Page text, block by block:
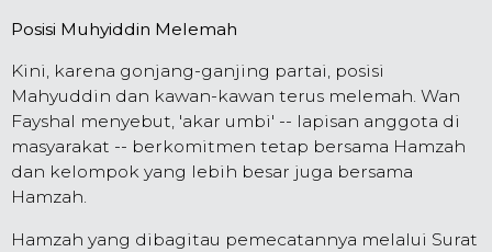
Posisi Muhyiddin Melemah
Kini, karena gonjang-ganjing partai, posisi
Mahyuddin dan kawan-kawan terus melemah. Wan
Fayshal menyebut, 'akar umbi' -- lapisan anggota di
masyarakat -- berkomitmen tetap bersama Hamzah
dan kelompok yang lebih besar juga bersama
Hamzah.
Hamzah yang dibagitau pemecatannya melalui Surat